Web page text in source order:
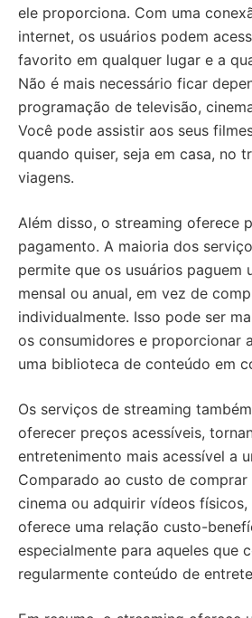
ele proporciona. Com uma
internet, os usuários podem
favorito em qualquer lugar e a
Não é mais necessário ficar
programação de televisão,
Você pode assistir aos seus
quando quiser, seja em casa, no
viagens.
Além disso, o streaming oferece
pagamento. A maioria dos
permite que os usuários paguem
mensal ou anual, em vez de
individualmente. Isso pode ser
os consumidores e proporcionar
uma biblioteca de conteúdo em
Os serviços de streaming
oferecer preços acessíveis,
entretenimento mais acessível a
Comparado ao custo de comprar
cinema ou adquirir vídeos físicos,
oferece uma relação custo-
especialmente para aqueles que
regularmente conteúdo de